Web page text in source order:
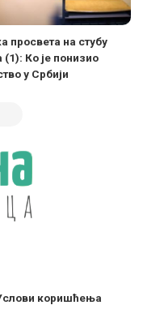
просвета на стубу
(1): Ко је понизио
у Србији
коришћења